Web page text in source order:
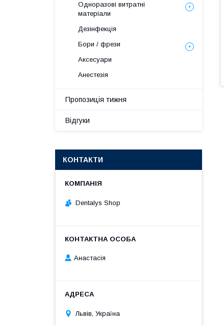
Одноразові витратні
матеріали
Дезінфекція
Бори / фрези
Аксесуари
Анестезія
Пропозиція тижня
Відгуки
КОНТАКТИ
Dentalys Shop
Анастасія
Львів, Україна